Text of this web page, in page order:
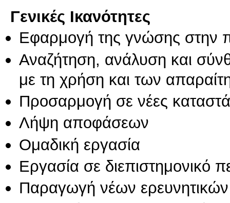
Γενικές Ικανότητες
Εφαρμογή της γνώσης στην
Αναζήτηση, ανάλυση και
με τη χρήση και των
Προσαρμογή σε νέες
Λήψη αποφάσεων
Ομαδική εργασία
Εργασία σε διεπιστημονικό
Παραγωγή νέων